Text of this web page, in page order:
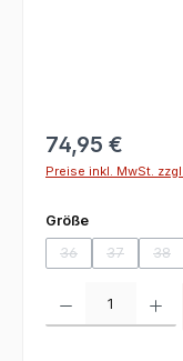
74,95 €
Preise inkl. MwSt.
Größeauswählen
36
(Diese Option ist
37
(Diese
38